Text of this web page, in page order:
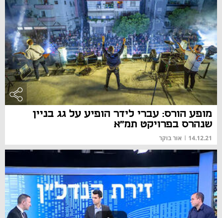
מופע הורס: עברי לידר הופיע על גג בניין
שנהרס בפרויקט תמ"א
14.12.21
| אור בוקר